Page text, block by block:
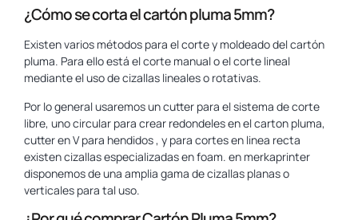
¿Cómo se corta el cartón pluma 5mm?
Existen varios métodos para el corte y moldeado del cartón
pluma. Para ello está el corte manual o el corte lineal
mediante el uso de cizallas lineales o rotativas.
Por lo general usaremos un cutter para el sistema de corte
libre, uno circular para crear redondeles en el carton pluma,
cutter en V para hendidos , y para cortes en linea recta
existen cizallas especializadas en foam. en merkaprinter
disponemos de una amplia gama de cizallas planas o
verticales para tal uso.